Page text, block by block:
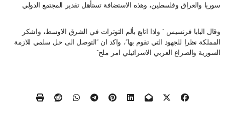
سوريا والعراق وفلسطين، وهذه الاستضافة تستأهل تقدير المجتمع الدولي
وقال البابا فرنسيس ” واذا اتابع بألم التوترات في الشرق الاوسط، واشكر
المملكة نظرا للجهود التي تقوم بها”، واكد ان “التوصل الى حل سلمي للازمة
السورية والصراع العربي الاسرائيلي امر ملح”